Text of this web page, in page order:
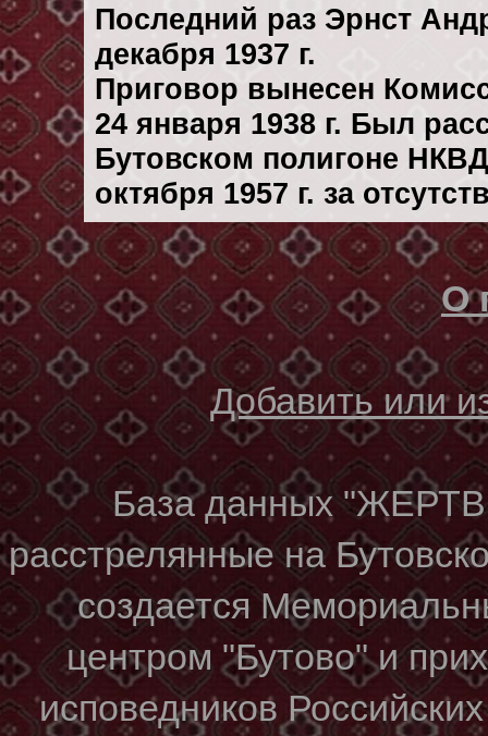
Последний раз Эрнст
декaбря 1937 г.
Приговор вынесен
24 января 1938 г. Был
Бутовском полигоне
октября 1957 г. за
О
Добавить или
База данных
расстрелянные на
создается
центром "Бутово" и
исповедников